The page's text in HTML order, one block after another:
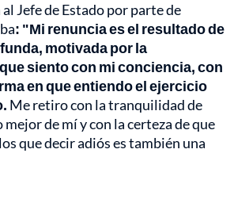
Jefe de Estado por parte de
: "Mi renuncia es el resultado de
motivada por la
siento con mi conciencia, con
en que entiendo el ejercicio
Me retiro con la tranquilidad de
de mí y con la certeza de que
que decir adiós es también una